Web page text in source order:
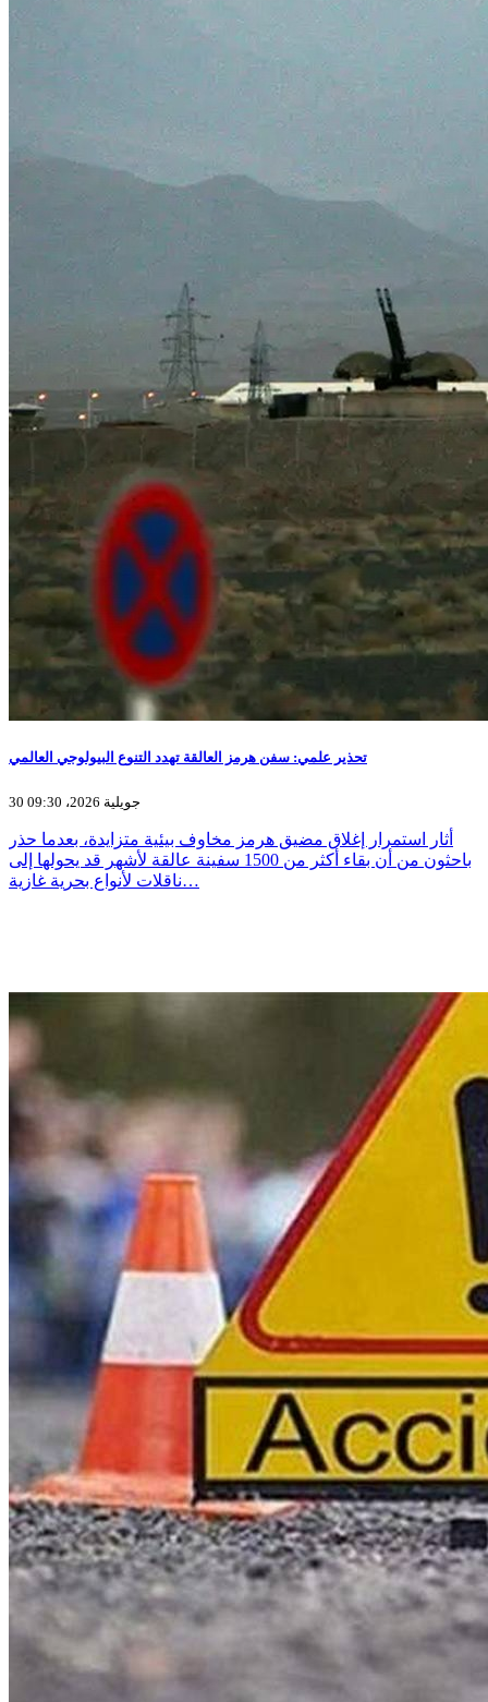
تحذير علمي: سفن هرمز العالقة تهدد التنوع البيولوجي العالمي
30 جويلية 2026، 09:30
أثار استمرار إغلاق مضيق هرمز مخاوف بيئية متزايدة، بعدما حذر
باحثون من أن بقاء أكثر من 1500 سفينة عالقة لأشهر قد يحولها إلى
ناقلات لأنواع بحرية غازية…